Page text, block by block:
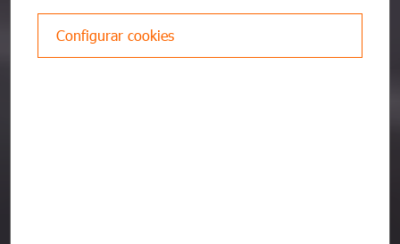
Gestionar mi reserva
Configurar cookies